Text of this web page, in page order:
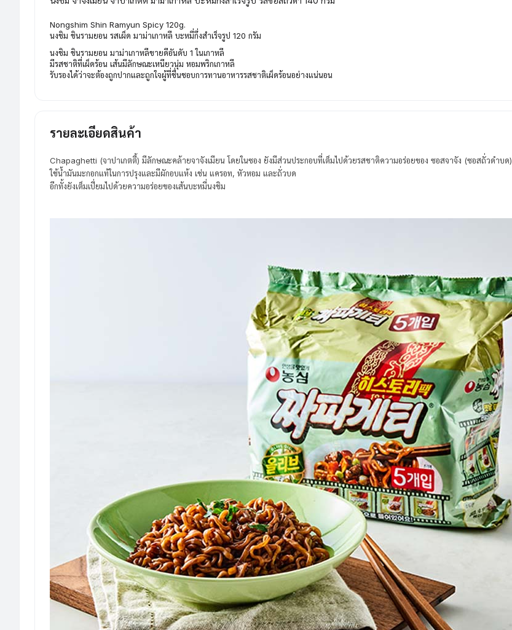
Nongshim Shin Ramyun Spicy 120g.
นงชิม ชินรามยอน รสเผ็ด มาม่าเกาหลี บะหมี่กึ่งสำเร็จรูป 120 กรัม
นงชิม ชินรามยอน มาม่าเกาหลีขายดีอันดับ 1 ในเกาหลี
มีรสชาติที่เผ็ดร้อน เส้นมีลักษณะเหนียวนุ่ม หอมพริกเกาหลี
รับรองได้ว่าจะต้องถูกปากและถูกใจผู้ที่ชื่นชอบการทานอาหารรสชาติเผ็ดร้อนอย่างแน่นอน
รายละเอียดสินค้า
Chapaghetti (จาปาเกตตี้) มีลักษณะคล้ายจาจังเมียน โดยในซอง ยังมีส่วนประกอบที่เต็มไปด้วยรสชาติความอร่อยของ ซอสจาจัง (ซอสถั่วดำบด)
ใช้น้ำมันมะกอกแท้ในการปรุงและมีผักอบแห้ง เช่น แครอท, หัวหอม และถั่วบด
อีกทั้งยังเต็มเปี่ยมไปด้วยความอร่อยของเส้นบะหมี่นงชิม